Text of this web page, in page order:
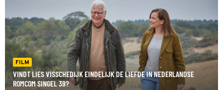
FILM
VINDT LIES VISSCHEDIJK EINDELIJK DE LIEFDE IN NEDERLANDSE
ROMCOM SINGEL 39?